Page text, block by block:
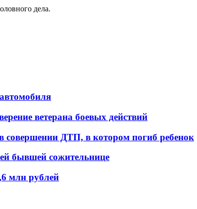
дела.
ветерана боевых действий
совершении ДТП, в котором погиб ребенок
бывшей сожительнице
млн рублей